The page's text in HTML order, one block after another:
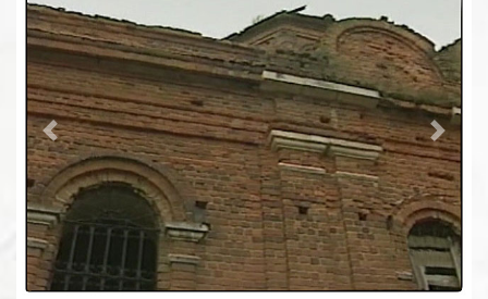
Previous Next